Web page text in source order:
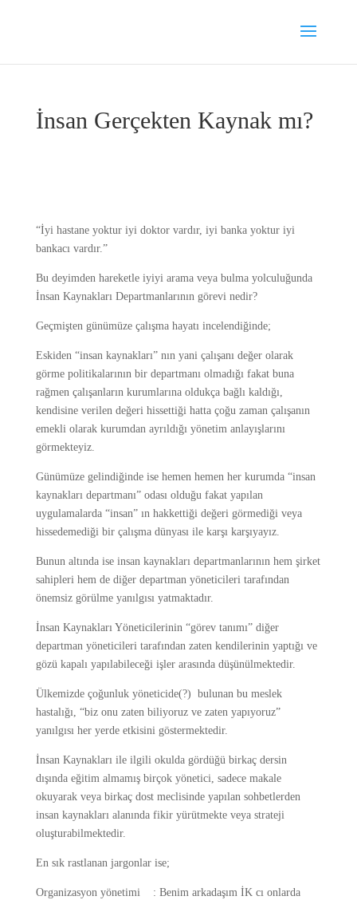
İnsan Gerçekten Kaynak mı?
“İyi hastane yoktur iyi doktor vardır, iyi banka yoktur iyi
bankacı vardır.”
Bu deyimden hareketle iyiyi arama veya bulma yolculuğunda
İnsan Kaynakları Departmanlarının görevi nedir?
Geçmişten günümüze çalışma hayatı incelendiğinde;
Eskiden “insan kaynakları” nın yani çalışanı değer olarak
görme politikalarının bir departmanı olmadığı fakat buna
rağmen çalışanların kurumlarına oldukça bağlı kaldığı,
kendisine verilen değeri hissettiği hatta çoğu zaman çalışanın
emekli olarak kurumdan ayrıldığı yönetim anlayışlarını
görmekteyiz.
Günümüze gelindiğinde ise hemen hemen her kurumda “insan
kaynakları departmanı” odası olduğu fakat yapılan
uygulamalarda “insan” ın hakkettiği değeri görmediği veya
hissedemediği bir çalışma dünyası ile karşı karşıyayız.
Bunun altında ise insan kaynakları departmanlarının hem şirket
sahipleri hem de diğer departman yöneticileri tarafından
önemsiz görülme yanılgısı yatmaktadır.
İnsan Kaynakları Yöneticilerinin “görev tanımı” diğer
departman yöneticileri tarafından zaten kendilerinin yaptığı ve
gözü kapalı yapılabileceği işler arasında düşünülmektedir.
Ülkemizde çoğunluk yöneticide(?) bulunan bu meslek
hastalığı, “biz onu zaten biliyoruz ve zaten yapıyoruz”
yanılgısı her yerde etkisini göstermektedir.
İnsan Kaynakları ile ilgili okulda gördüğü birkaç dersin
dışında eğitim almamış birçok yönetici, sadece makale
okuyarak veya birkaç dost meclisinde yapılan sohbetlerden
insan kaynakları alanında fikir yürütmekte veya strateji
oluşturabilmektedir.
En sık rastlanan jargonlar ise;
Organizasyon yönetimi : Benim arkadaşım İK cı onlarda